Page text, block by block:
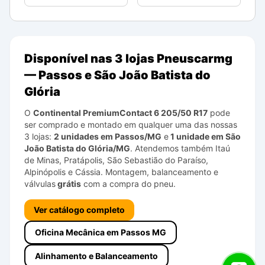
Disponível nas 3 lojas Pneuscarmg
— Passos e São João Batista do
Glória
O Continental PremiumContact 6205/50 R17 pode
ser comprado e montado em qualquer uma das nossas
3 lojas: 2 unidades em Passos/MG e1 unidade em São
João Batista do Glória/MG. Atendemos também Itaú
de Minas, Pratápolis, São Sebastião do Paraíso,
Alpinópolis e Cássia. Montagem, balanceamento e
válvulasgrátis com a compra do pneu.
Ver catálogo completo
Oficina Mecânica em Passos MG
Alinhamento e Balanceamento